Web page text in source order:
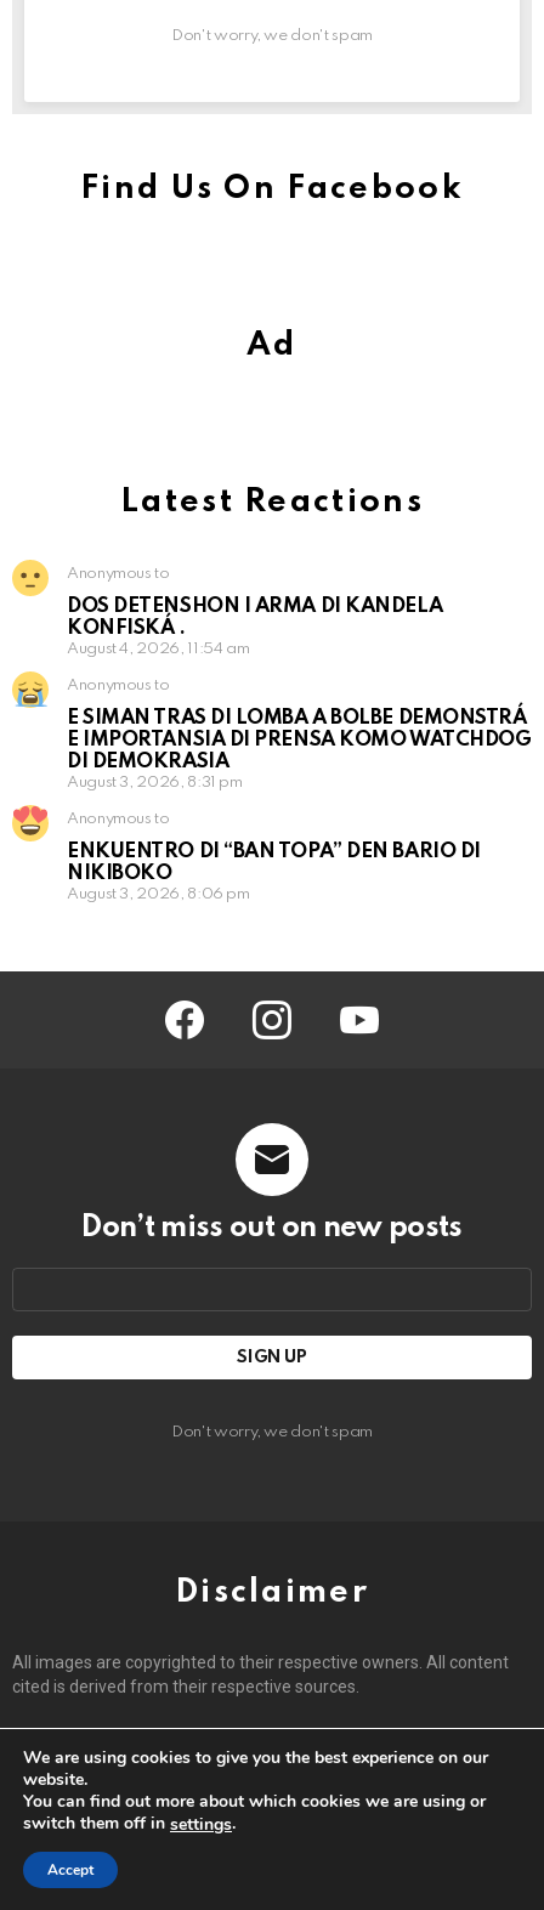
Don't worry, we don't spam
Find Us On Facebook
Ad
Latest Reactions
Anonymous to
DOS DETENSHON I ARMA DI KANDELA
KONFISKÁ .
August 4, 2026, 11:54 am
Anonymous to
E SIMAN TRAS DI LOMBA A BOLBE DEMONSTRÁ
E IMPORTANSIA DI PRENSA KOMO WATCHDOG
DI DEMOKRASIA
August 3, 2026, 8:31 pm
Anonymous to
ENKUENTRO DI “BAN TOPA” DEN BARIO DI
NIKIBOKO
August 3, 2026, 8:06 pm
facebook instagram
Don’t miss out on new posts
Don't worry, we don't spam
Disclaimer
All images are copyrighted to their respective owners. All content
cited is derived from their respective sources.
Find Us On YouTube
We are using cookies to give you the best experience on our
website.
You can find out more about which cookies we are using or
switch them off in settings.
Accept